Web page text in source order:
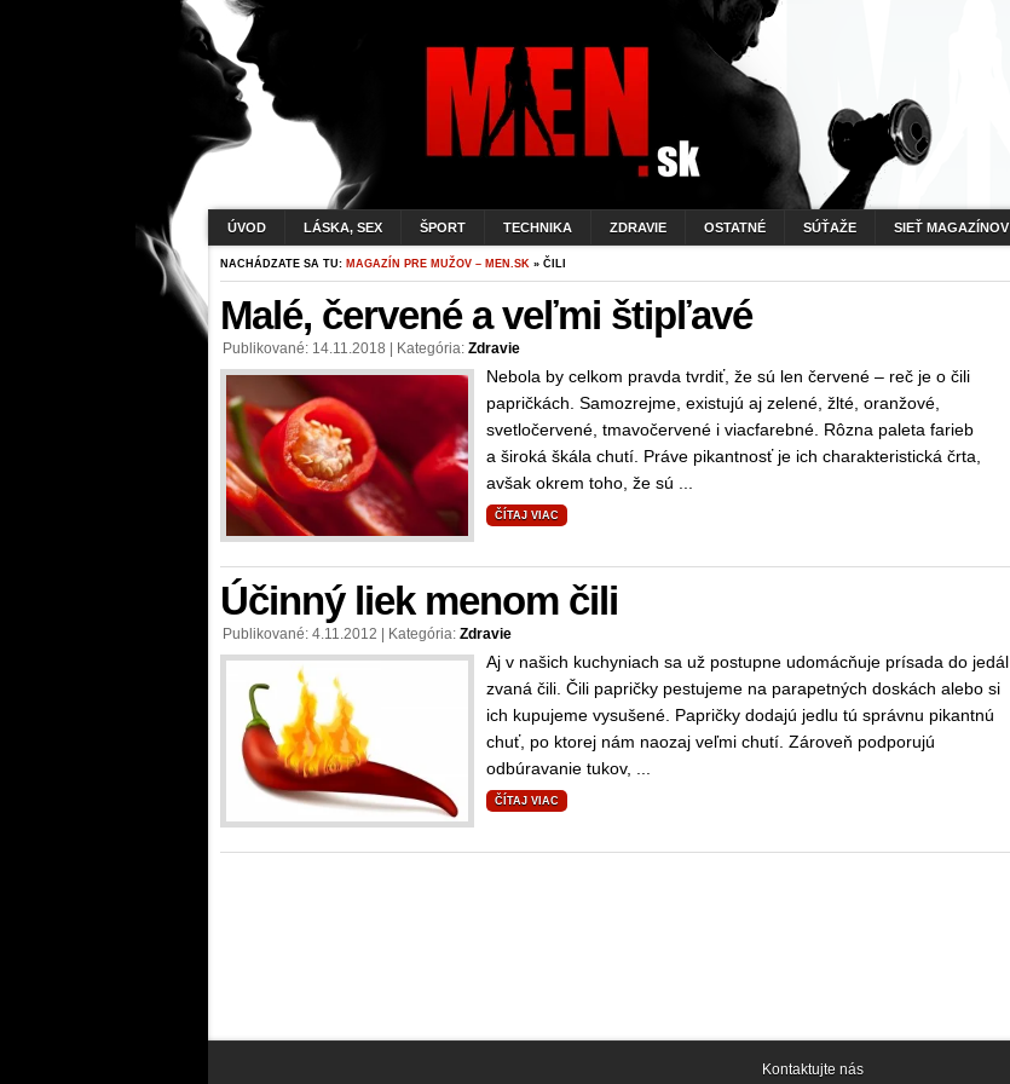
ÚVOD LÁSKA, SEX ŠPORT TECHNIKA ZDRAVIE OSTATNÉ SÚŤAŽE SIEŤ MAGAZÍNOV
NACHÁDZATE SA TU: MAGAZÍN PRE MUŽOV – MEN.SK » ČILI
Malé, červené a veľmi štipľavé
Publikované: 14.11.2018 | Kategória: Zdravie
Nebola by celkom pravda tvrdiť, že sú len červené – reč je o čili
papričkách. Samozrejme, existujú aj zelené, žlté, oranžové,
svetločervené, tmavočervené i viacfarebné. Rôzna paleta farieb
a široká škála chutí. Práve pikantnosť je ich charakteristická črta,
avšak okrem toho, že sú ...
ČÍTAJ VIAC
Účinný liek menom čili
Publikované: 4.11.2012 | Kategória: Zdravie
Aj v našich kuchyniach sa už postupne udomácňuje prísada do jedál
zvaná čili. Čili papričky pestujeme na parapetných doskách alebo si
ich kupujeme vysušené. Papričky dodajú jedlu tú správnu pikantnú
chuť, po ktorej nám naozaj veľmi chutí. Zároveň podporujú
odbúravanie tukov, ...
ČÍTAJ VIAC
Kontaktujte nás